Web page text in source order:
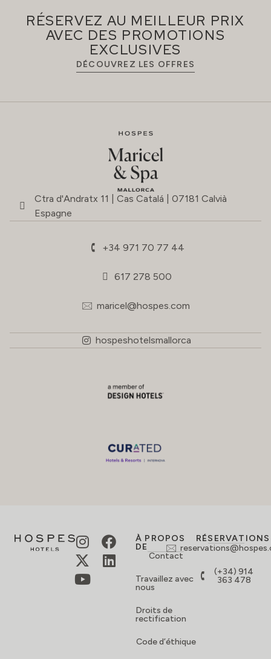
RÉSERVEZ AU MEILLEUR PRIX
AVEC DES PROMOTIONS
EXCLUSIVES
DÉCOUVREZ LES OFFRES
Ctra d'Andratx 11 | Cas Catalá | 07181 Calvià
Espagne
+34 971 70 77 44
617 278 500
maricel@hospes.com
hospeshotelsmallorca
À PROPOS
DE
Contact
Travaillez avec
nous
Droits de
rectification
Code d’éthique
RÉSERVATIONS
(+34) 914
363 478